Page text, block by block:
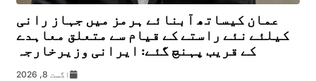
عمان کیساتھ آبنائے ہرمز میں جہاز رانی
کیلئے نئے راستے کے قیام سے متعلق معاہدے
کے قریب پہنچ گئے: ایرانی وزیرخارجہ
اگست 8, 2026